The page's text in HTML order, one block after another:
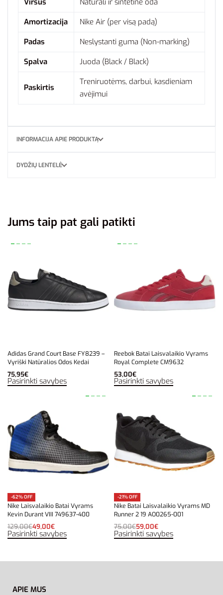
Amortizacija
Nike Air (per visą padą)
Padas
Neslystanti guma (Non-marking)
Spalva
Juoda (Black / Black)
Paskirtis
Treniruotėms, darbui, kasdieniam
avėjimui
INFORMACIJA APIE PRODUKTĄ
DYDŽIŲ LENTELĖ
Jums taip pat gali patikti
Adidas Grand Court Base FY8239 –
Vyriški Natūralios Odos Kedai
75,95€
Pasirinkti savybes
Reebok Batai Laisvalaikio Vyrams
Royal Complete CM9632
53,00€
Pasirinkti savybes
-62% OFF
Nike Laisvalaikio Batai Vyrams
Kevin Durant VIII 749637-400
129,00€49,00€
Pasirinkti savybes
-21% OFF
Nike Batai Laisvalaikio Vyrams MD
Runner 2 19 AO0265-001
75,00€59,00€
Pasirinkti savybes
APIE MUS